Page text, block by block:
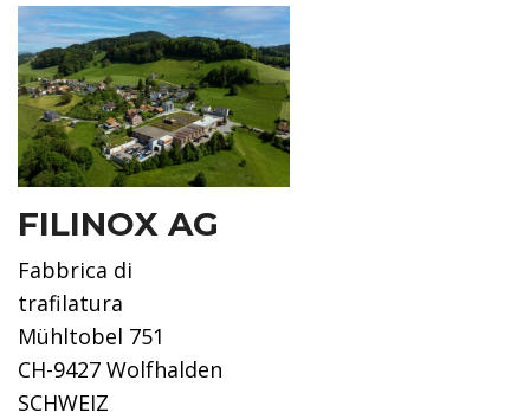
FILINOX AG
Fabbrica di
trafilatura
Mühltobel 751
CH-9427 Wolfhalden
SCHWEIZ